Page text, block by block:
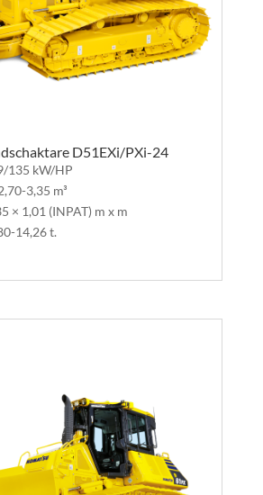
D51EXi/PXi-24
135 kW/HP
3,35 m³
× 1,01 (INPAT) m x m
14,26 t.